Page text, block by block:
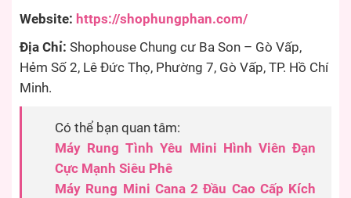
Website: https://shophungphan.com/
Địa Chỉ: Shophouse Chung cư Ba Son – Gò Vấp,
Hẻm Số 2, Lê Đức Thọ, Phường 7, Gò Vấp, TP. Hồ Chí
Minh.
Có thể bạn quan tâm:
Máy Rung Tình Yêu Mini Hình Viên Đạn
Cực Mạnh Siêu Phê
Máy Rung Mini Cana 2 Đầu Cao Cấp Kích